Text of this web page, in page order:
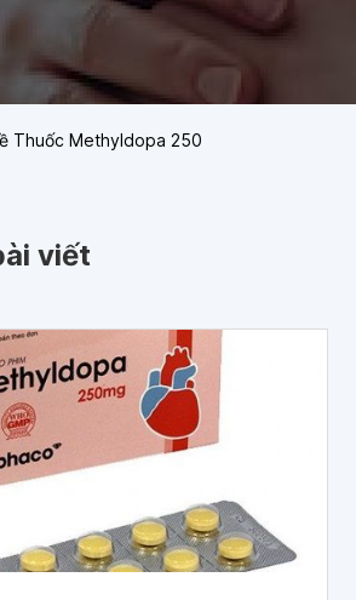
Thuốc Methyldopa 250
viết